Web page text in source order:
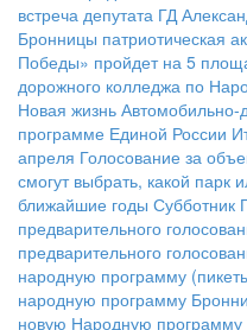
встреча депутата ГД
Бронницы патриотическая
Победы» пройдет на 5
дорожного колледжа по
Новая жизнь
программе Единой России
апреля Голосование за
смогут выбрать, какой парк
ближайшие годы Субботник
предварительного
предварительного
народную программу
народную программу
новую Народную программу